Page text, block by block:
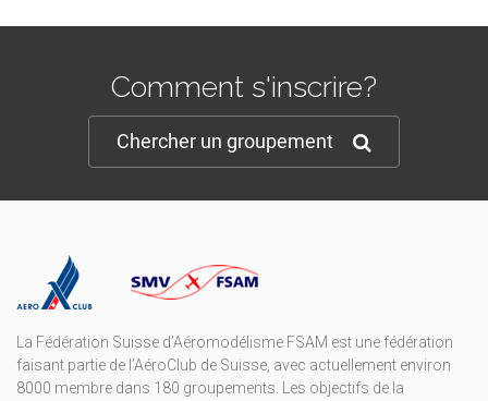
Comment s'inscrire?
Chercher un groupement
La Fédération Suisse d’Aéromodélisme FSAM est une fédération
faisant partie de l’AéroClub de Suisse, avec actuellement environ
8000 membre dans 180 groupements. Les objectifs de la